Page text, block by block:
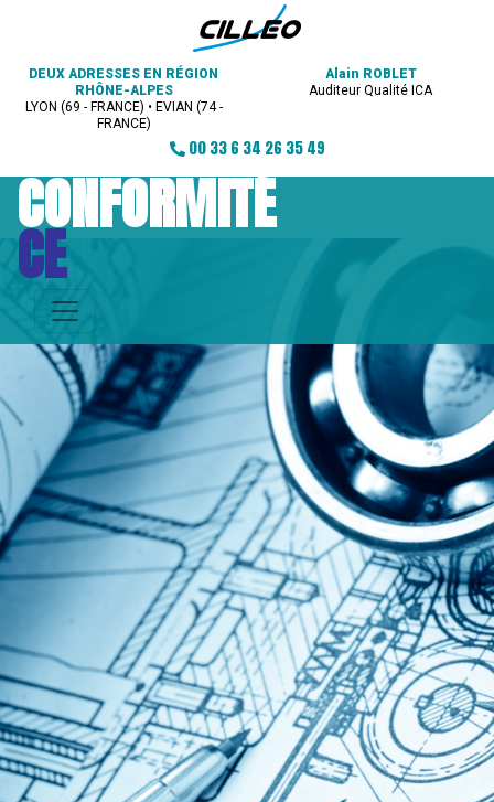
DEUX ADRESSES EN RÉGION
RHÔNE-ALPES
LYON (69 - FRANCE) • EVIAN (74 -
FRANCE)
Alain ROBLET
Auditeur Qualité ICA
00 33 6 34 26 35 49
CONFORMITÉ
CE